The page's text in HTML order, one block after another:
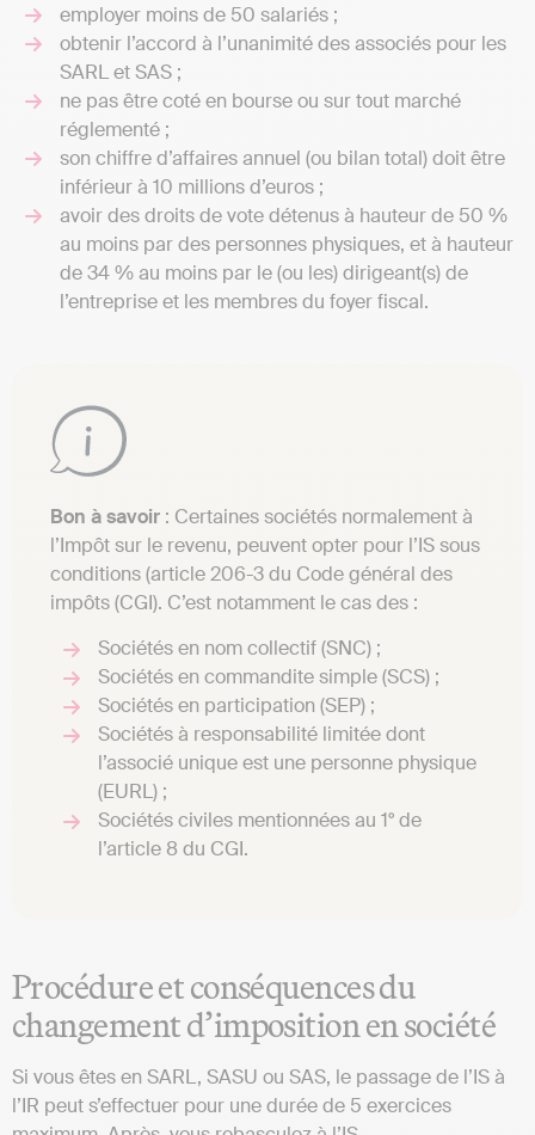
employer moins de 50 salariés ;
obtenir l’accord à l’unanimité des associés pour les
SARL et SAS ;
ne pas être coté en bourse ou sur tout marché
réglementé ;
son chiffre d’affaires annuel (ou bilan total) doit être
inférieur à 10 millions d’euros ;
avoir des droits de vote détenus à hauteur de 50 %
au moins par des personnes physiques, et à hauteur
de 34 % au moins par le (ou les) dirigeant(s) de
l’entreprise et les membres du foyer fiscal.
Bon à savoir : Certaines sociétés normalement à
l’Impôt sur le revenu, peuvent opter pour l’IS sous
conditions (article 206-3 du Code général des
impôts (CGI). C’est notamment le cas des :
Sociétés en nom collectif (SNC) ;
Sociétés en commandite simple (SCS) ;
Sociétés en participation (SEP) ;
Sociétés à responsabilité limitée dont
l’associé unique est une personne physique
(EURL) ;
Sociétés civiles mentionnées au 1° de
l’article 8 du CGI.
Procédure et conséquences du
changement d’imposition en société
Si vous êtes en SARL, SASU ou SAS, le passage de l’IS à
l’IR peut s’effectuer pour une durée de 5 exercices